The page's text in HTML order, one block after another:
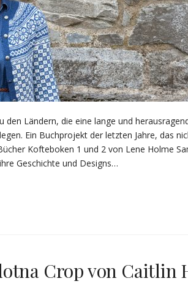
Ländern, die eine lange und
Ein Buchprojekt der letzten Jahre, das
Kofteboken 1 und 2 von Lene Holme
Geschichte und Designs…
Crop von Caitlin